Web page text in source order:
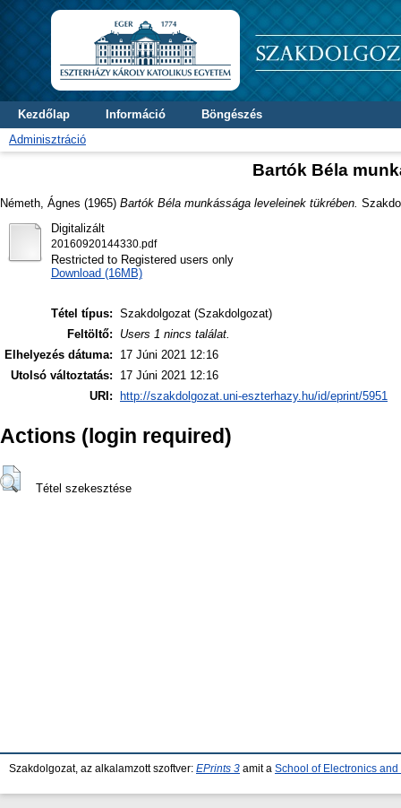
Kezdőlap Információ
Böngészés
Adminisztráció
Bartók Béla
Németh, Ágnes (1965) Bartók Béla munkássága leveleinek tükrében.
Digitalizált
20160920144330.pdf
Restricted to Registered users only
Download (16MB)
Tétel típus: Szakdolgozat (Szakdolgozat)
Feltöltő:
Users 1 nincs találat.
Elhelyezés dátuma:
17 Júni 2021 12:16
Utolsó változtatás:
17 Júni 2021 12:16
URI:
http://szakdolgozat.uni-eszterhazy.hu/id/eprint/5951
Actions (login required)
Tétel szekesztése
Szakdolgozat, az alkalamzott szoftver: EPrints 3 amit a School of Electronics